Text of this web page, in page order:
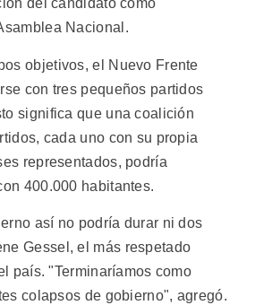
del candidato como
Nacional.
objetivos, el Nuevo Frente
con tres pequeños partidos
significa que una coalición
cada uno con su propia
representados, podría
400.000 habitantes.
así no podría durar ni dos
Gessel, el más respetado
país. "Terminaríamos como
colapsos de gobierno", agregó.